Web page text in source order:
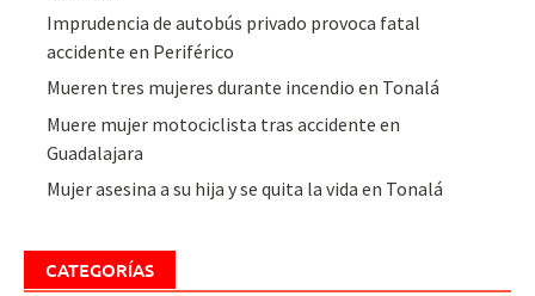
Imprudencia de autobús privado provoca fatal
accidente en Periférico
Mueren tres mujeres durante incendio en Tonalá
Muere mujer motociclista tras accidente en
Guadalajara
Mujer asesina a su hija y se quita la vida en Tonalá
CATEGORÍAS